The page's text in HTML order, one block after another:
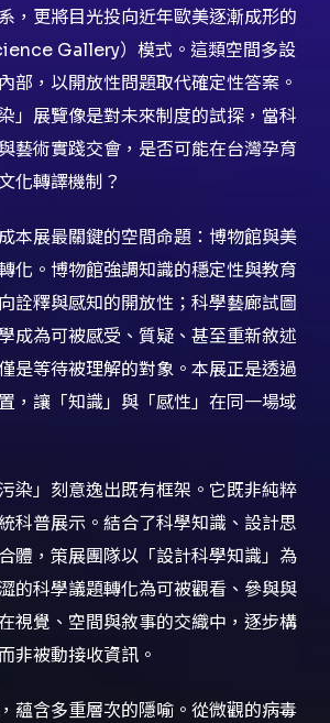
，更將目光投向近年歐美逐漸成形的
Gallery）模式。這類空間多設
部，以開放性問題取代確定性答案。
」展覽像是對未來制度的試探，當科
藝術實踐交會，是否可能在台灣孕育
化轉譯機制？
本展最關鍵的空間命題：博物館與美
化。博物館強調知識的穩定性與教育
詮釋與感知的開放性；科學藝廊試圖
成為可被感受、質疑、甚至重新敘述
是等待被理解的對象。本展正是透過
，讓「知識」與「感性」在同一場域
染」刻意逸出既有框架。它既非純粹
科普展示。結合了科學知識、設計思
體，策展團隊以「設計科學知識」為
的科學議題轉化為可被觀看、參與與
視覺、空間與敘事的交織中，逐步構
非被動接收資訊。
蘊含多重層次的隱喻。從微觀的病毒